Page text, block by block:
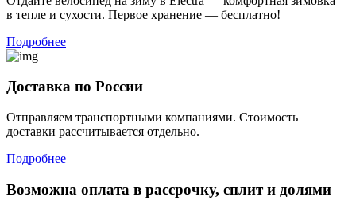
в тепле и сухости. Первое хранение — бесплатно!
Подробнее
Доставка по Росcии
Отправляем транспортными компаниями. Стоимость
доставки рассчитывается отдельно.
Подробнее
Возможна оплата в рассрочку, сплит и долями